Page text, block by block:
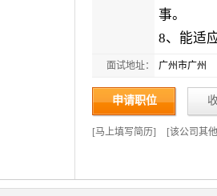
事。
8、能适
面试地址： 广州市广州
申请职位
[马上填写简历] [该公司其